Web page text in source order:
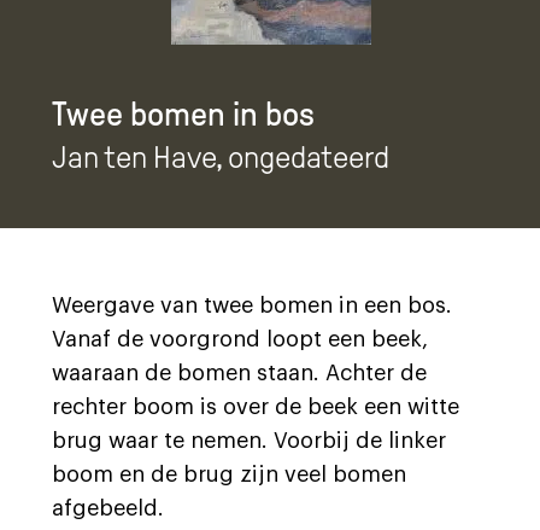
Twee bomen in bos
Jan ten Have, ongedateerd
Weergave van twee bomen in een bos.
Vanaf de voorgrond loopt een beek,
waaraan de bomen staan. Achter de
rechter boom is over de beek een witte
brug waar te nemen. Voorbij de linker
boom en de brug zijn veel bomen
afgebeeld.